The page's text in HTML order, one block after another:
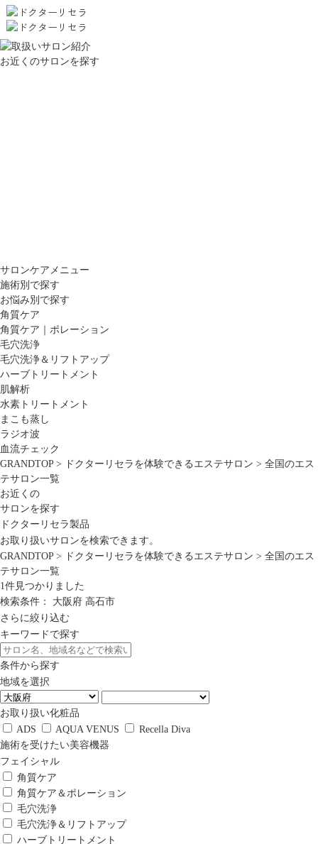
お近くのサロンを探す
サロンケアメニュー
施術別で探す
お悩み別で探す
角質ケア
角質ケア｜ポレーション
毛穴洗浄
毛穴洗浄＆リフトアップ
ハーブトリートメント
肌解析
水素トリートメント
まこも蒸し
ラジオ波
血流チェック
GRANDTOP> ドクターリセラを体験できるエステサロン > 全国のエス
テサロン一覧
お近くの
サロンを探す
ドクターリセラ製品
お取り扱いサロンを検索できます。
GRANDTOP> ドクターリセラを体験できるエステサロン > 全国のエス
テサロン一覧
1件見つかりました
検索条件：
大阪府 高石市
さらに絞り込む
キーワードで探す
条件から探す
地域を選択
お取り扱い化粧品
ADS
AQUA VENUS
Recella Diva
施術を受けたい美容機器
フェイシャル
角質ケア
角質ケア＆ポレーション
毛穴洗浄
毛穴洗浄＆リフトアップ
ハーブトリートメント